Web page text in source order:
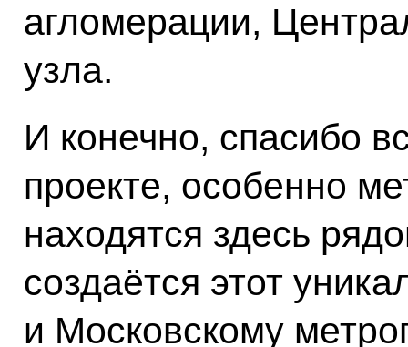
агломерации,
узла.
И конечно, спасибо
проекте, особенно
находятся здесь
создаётся этот
и Московскому